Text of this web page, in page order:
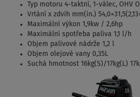
Typ motoru 4-taktní, 1-válec, OHV
Vrtání x zdvih mm(in.)
Maximální výkon 1,9kw / 2,6hp
Maximální spotřeba paliva 1,1 l/h
Objem palivové nádrže 1,2 l
Objem olejové vany 0,35L
Suchá hmotnost 16kg(S)/17kg(L)